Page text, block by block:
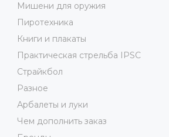
Мишени для оружия
Пиротехника
Книги и плакаты
Практическая стрельба IPSC
Страйкбол
Разное
Арбалеты и луки
Чем дополнить заказ